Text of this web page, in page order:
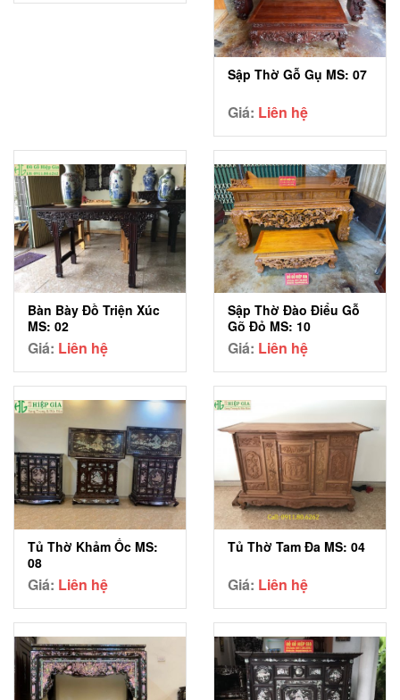
Sập Thờ Gỗ Gụ MS: 07
Giá: Liên hệ
Bàn Bày Đồ Triện Xúc
MS: 02
Giá: Liên hệ
Sập Thờ Đào Điểu Gỗ
Gõ Đỏ MS: 10
Giá: Liên hệ
Tủ Thờ Khảm Ốc MS:
08
Giá: Liên hệ
Tủ Thờ Tam Đa MS: 04
Giá: Liên hệ